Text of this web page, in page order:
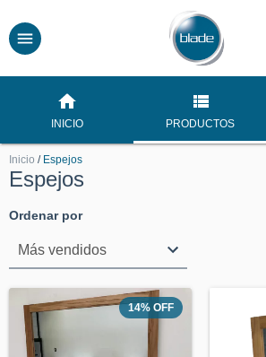
INICIO PRODUCTOS
Inicio / Espejos
Espejos
Ordenar por
14% OFF